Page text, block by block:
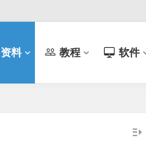
资料 教程 软件